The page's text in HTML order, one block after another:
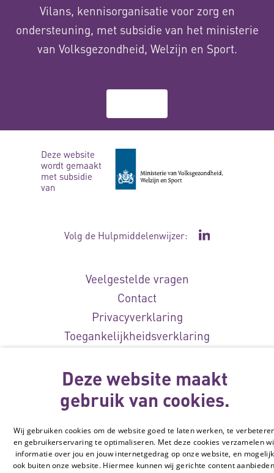
Vilans, kennisorganisatie voor zorg en
ondersteuning, met subsidie van het ministerie
van Volksgezondheid, Welzijn en Sport.
Deze website
wordt gemaakt
met subsidie
van
Volg de Hulpmiddelenwijzer: Ga naar de
Veelgestelde vragen
Contact
Privacyverklaring
Toegankelijkheidsverklaring
Cookie-instellingen
© Vilans, 2026
Deze website maakt
gebruik van cookies.
Wij gebruiken cookies om de website goed te laten werken, te
en gebruikerservaring te optimaliseren. Met deze cookies verzamelen
informatie over jou en jouw internetgedrag op onze website, en mogelijk
ook buiten onze website. Hiermee kunnen wij gerichte content